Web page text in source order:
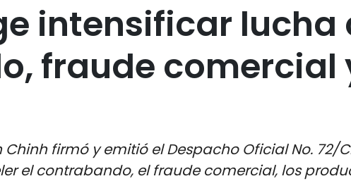
intensificar lucha
fraude comercial
firmó y emitió el Despacho Oficial No. 72/
el contrabando, el fraude comercial, los